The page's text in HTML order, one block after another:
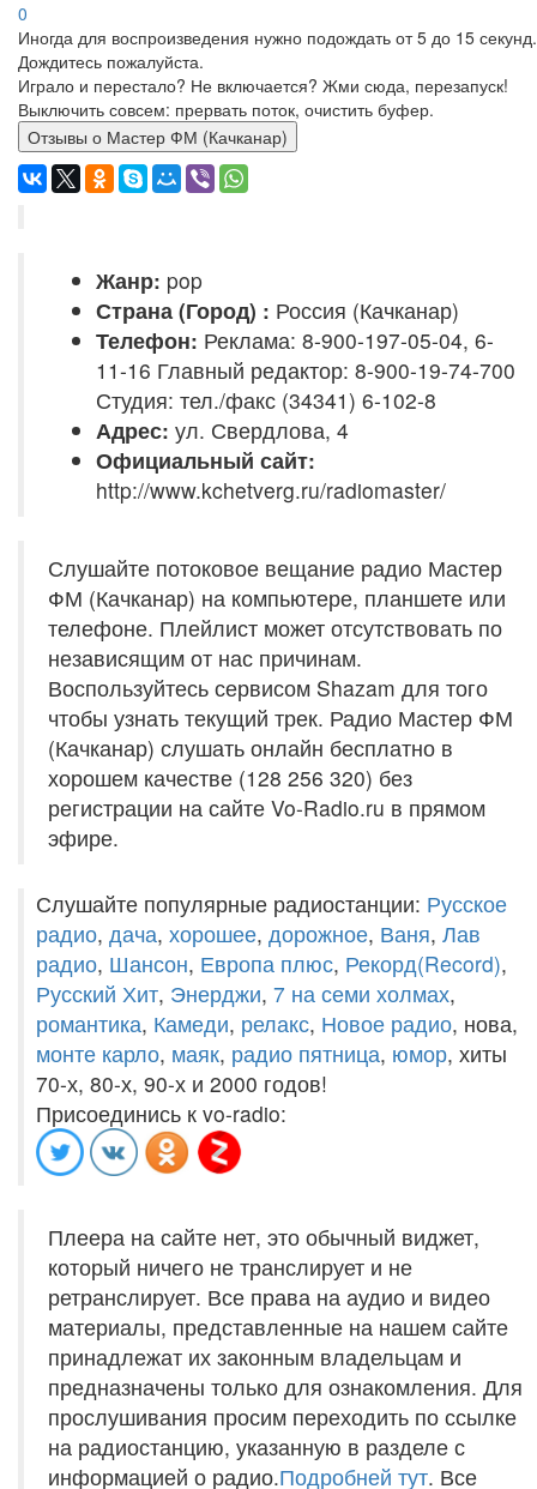
0
Иногда для воспроизведения нужно подождать от 5 до 15 секунд.
Дождитесь пожалуйста.
Играло и перестало? Не включается? Жми сюда, перезапуск!
Выключить совсем: прервать поток, очистить буфер.
Отзывы о Мастер ФМ (Качканар)
Жанр: pop
Страна (Город) : Россия (Качканар)
Телефон: Реклама: 8-900-197-05-04, 6-
11-16 Главный редактор: 8-900-19-74-700
Студия: тел./факс (34341) 6-102-8
Адрес: ул. Свердлова, 4
Официальный сайт:
http://www.kchetverg.ru/radiomaster/
Слушайте потоковое вещание радио Мастер
ФМ (Качканар) на компьютере, планшете или
телефоне. Плейлист может отсутствовать по
независящим от нас причинам.
Воспользуйтесь сервисом Shazam для того
чтобы узнать текущий трек. Радио Мастер ФМ
(Качканар) слушать онлайн бесплатно в
хорошем качестве (128 256 320) без
регистрации на сайте Vo-Radio.ru в прямом
эфире.
Слушайте популярные радиостанции: Русское
радио, дача, хорошее, дорожное, Ваня, Лав
радио, Шансон, Европа плюс, Рекорд(Record),
Русский Хит, Энерджи, 7 на семи холмах,
романтика, Камеди, релакс, Новое радио, нова,
монте карло, маяк, радио пятница, юмор, хиты
70-х, 80-х, 90-х и 2000 годов!
Присоединись к vo-radio:
Плеера на сайте нет, это обычный виджет,
который ничего не транслирует и не
ретранслирует. Все права на аудио и видео
материалы, представленные на нашем сайте
принадлежат их законным владельцам и
предназначены только для ознакомления. Для
прослушивания просим переходить по ссылке
на радиостанцию, указанную в разделе с
информацией о радио.Подробней тут. Все